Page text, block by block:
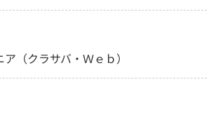
（クラサバ・Ｗｅｂ）